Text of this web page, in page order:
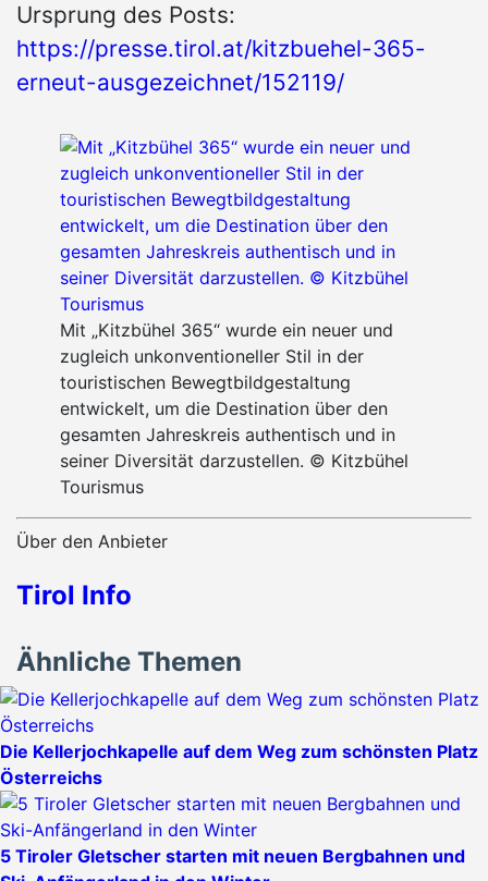
Ursprung des Posts:
https://presse.tirol.at/kitzbuehel-365-
erneut-ausgezeichnet/152119/
Mit „Kitzbühel 365“ wurde ein neuer und
zugleich unkonventioneller Stil in der
touristischen Bewegtbildgestaltung
entwickelt, um die Destination über den
gesamten Jahreskreis authentisch und in
seiner Diversität darzustellen. © Kitzbühel
Tourismus
Über den Anbieter
Tirol Info
Ähnliche Themen
Die Kellerjochkapelle auf dem Weg zum schönsten Platz
Österreichs
5 Tiroler Gletscher starten mit neuen Bergbahnen und